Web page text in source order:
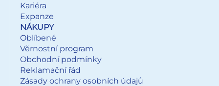
Kariéra
Expanze
NÁKUPY
Oblíbené
Věrnostní program
Obchodní podmínky
Reklamační řád
Zásady ochrany osobních údajů